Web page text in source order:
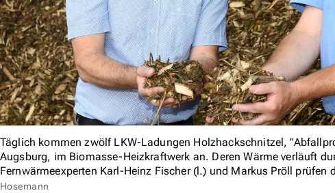
Täglich kommen zwölf LKW-Ladungen Holzhackschnitzel,
Augsburg, im Biomasse-Heizkraftwerk an. Deren Wärme verläuft
Fernwärmeexperten Karl-Heinz Fischer (l.) und Markus Pröll prüfen
Hosemann